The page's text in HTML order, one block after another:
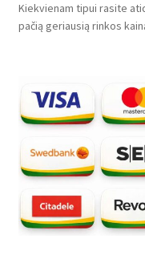
Kiekvienam tipui rasite
pačią geriausią rinkos